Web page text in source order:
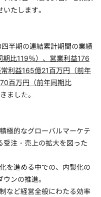
たします。
半期の連結累計期間の業績
比119％）、営業利益176
利益165億21百万円（前年
百万円（前年同期比
ました。
的なグローバルマーケテ
受注・売上の拡大を図った
進める中での、内製化の
ンの推進。
ど経営全般にわたる効率